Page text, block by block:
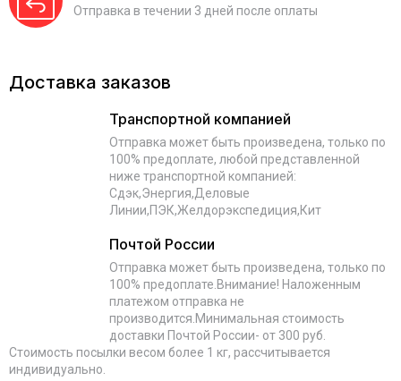
Отправка в течении 3 дней после оплаты
Доставка заказов
Транспортной компанией
Отправка может быть произведена, только по
100% предоплате, любой представленной
ниже транспортной компанией:
Сдэк,Энергия,Деловые
Линии,ПЭК,Желдорэкспедиция,Кит
Почтой России
Отправка может быть произведена, только по
100% предоплате.Внимание! Наложенным
платежом отправка не
производится.Минимальная стоимость
доставки Почтой России- от 300 руб.
Стоимость посылки весом более 1 кг, рассчитывается
индивидуально.